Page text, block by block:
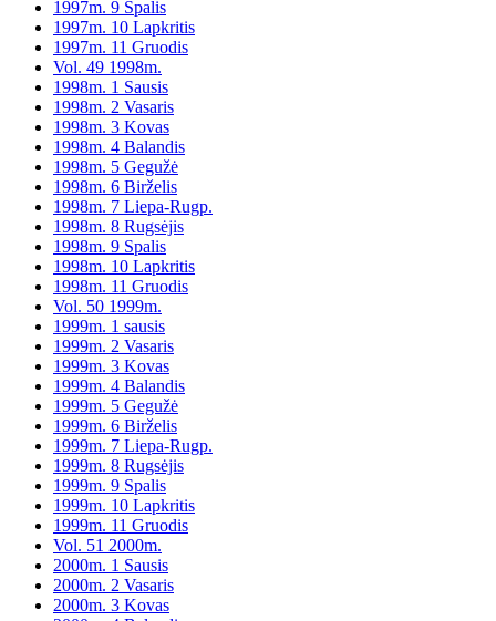
1997m. 9 Spalis
1997m. 10 Lapkritis
1997m. 11 Gruodis
Vol. 49 1998m.
1998m. 1 Sausis
1998m. 2 Vasaris
1998m. 3 Kovas
1998m. 4 Balandis
1998m. 5 Gegužė
1998m. 6 Birželis
1998m. 7 Liepa-Rugp.
1998m. 8 Rugsėjis
1998m. 9 Spalis
1998m. 10 Lapkritis
1998m. 11 Gruodis
Vol. 50 1999m.
1999m. 1 sausis
1999m. 2 Vasaris
1999m. 3 Kovas
1999m. 4 Balandis
1999m. 5 Gegužė
1999m. 6 Birželis
1999m. 7 Liepa-Rugp.
1999m. 8 Rugsėjis
1999m. 9 Spalis
1999m. 10 Lapkritis
1999m. 11 Gruodis
Vol. 51 2000m.
2000m. 1 Sausis
2000m. 2 Vasaris
2000m. 3 Kovas